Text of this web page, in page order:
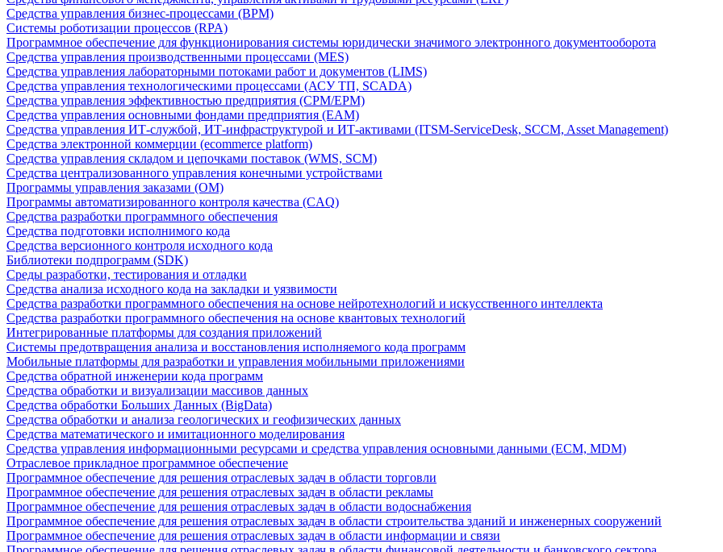
Средства управления бизнес-процессами (BPM)
Системы роботизации процессов (RPA)
Программное обеспечение для функционирования системы юридически значимого электронного документооборота
Средства управления производственными процессами (MES)
Средства управления лабораторными потоками работ и документов (LIMS)
Средства управления технологическими процессами (АСУ ТП, SCADA)
Средства управления эффективностью предприятия (CPM/EPM)
Средства управления основными фондами предприятия (EAM)
Средства управления ИТ-службой, ИТ-инфраструктурой и ИТ-активами (ITSM-ServiceDesk, SCCM, Asset Management)
Средства электронной коммерции (ecommerce platform)
Средства управления складом и цепочками поставок (WMS, SCM)
Средства централизованного управления конечными устройствами
Программы управления заказами (OM)
Программы автоматизированного контроля качества (CAQ)
Средства разработки программного обеспечения
Средства подготовки исполнимого кода
Средства версионного контроля исходного кода
Библиотеки подпрограмм (SDK)
Среды разработки, тестирования и отладки
Средства анализа исходного кода на закладки и уязвимости
Средства разработки программного обеспечения на основе нейротехнологий и искусственного интеллекта
Средства разработки программного обеспечения на основе квантовых технологий
Интегрированные платформы для создания приложений
Системы предотвращения анализа и восстановления исполняемого кода программ
Мобильные платформы для разработки и управления мобильными приложениями
Средства обратной инженерии кода программ
Средства обработки и визуализации массивов данных
Средства обработки Больших Данных (BigData)
Средства обработки и анализа геологических и геофизических данных
Средства математического и имитационного моделирования
Средства управления информационными ресурсами и средства управления основными данными (ECM, MDM)
Отраслевое прикладное программное обеспечение
Программное обеспечение для решения отраслевых задач в области торговли
Программное обеспечение для решения отраслевых задач в области рекламы
Программное обеспечение для решения отраслевых задач в области водоснабжения
Программное обеспечение для решения отраслевых задач в области строительства зданий и инженерных сооружений
Программное обеспечение для решения отраслевых задач в области информации и связи